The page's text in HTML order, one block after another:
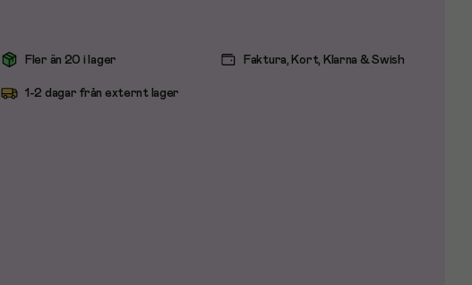
Fler än 20 i lager
1-2 dagar från externt lager
Faktura, Kort, Klarna & Swish